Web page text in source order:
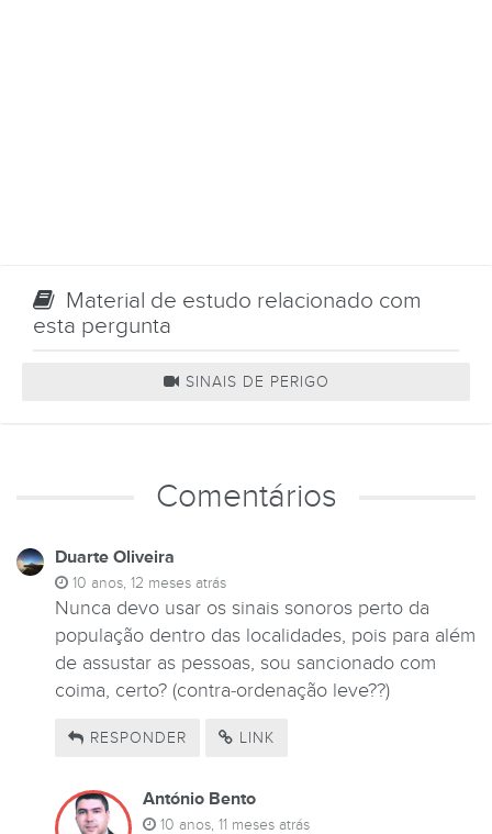
Material de estudo relacionado com
esta pergunta
SINAIS DE PERIGO
Comentários
Duarte Oliveira
10 anos, 12 meses atrás
Nunca devo usar os sinais sonoros perto da
população dentro das localidades, pois para além
de assustar as pessoas, sou sancionado com
coima, certo? (contra-ordenação leve??)
RESPONDER LINK
António Bento
10 anos, 11 meses atrás